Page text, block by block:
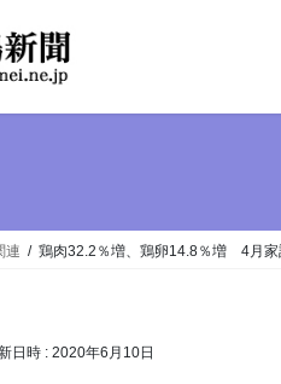
連 鶏肉32.2％増、鶏卵14.8％増 4月家
日時 : 2020年6月10日